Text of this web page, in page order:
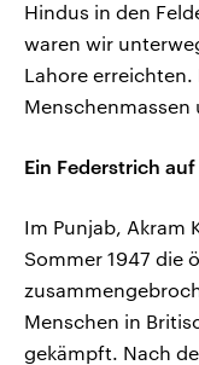
Hindus in den
waren wir
Lahore
Menschenmassen
Ein Federstrich
Im Punjab, Akram
Sommer 1947 die
Menschen in
gekämpft. Nach